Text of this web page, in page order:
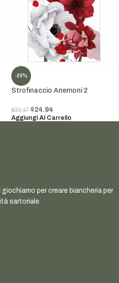
-20%
Strofinaccio Anemoni 2
$31.17 $24.94
Aggiungi Al Carrello
per creare biancheria per
sartoriale.